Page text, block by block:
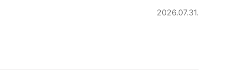
2026.07.31.